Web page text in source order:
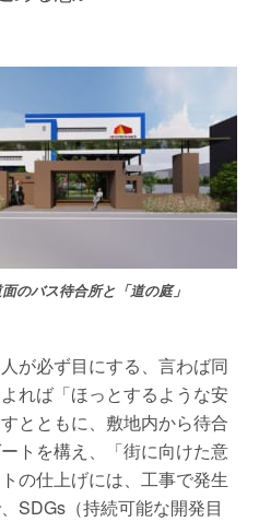
のバス待合所と「道の庭」
が必ず目にする、言わば同
れば「ほっとするような安
とともに、敷地内から待合
トを構え、「街に向けた意
の仕上げには、工事で発生
SDGs（持続可能な開発目